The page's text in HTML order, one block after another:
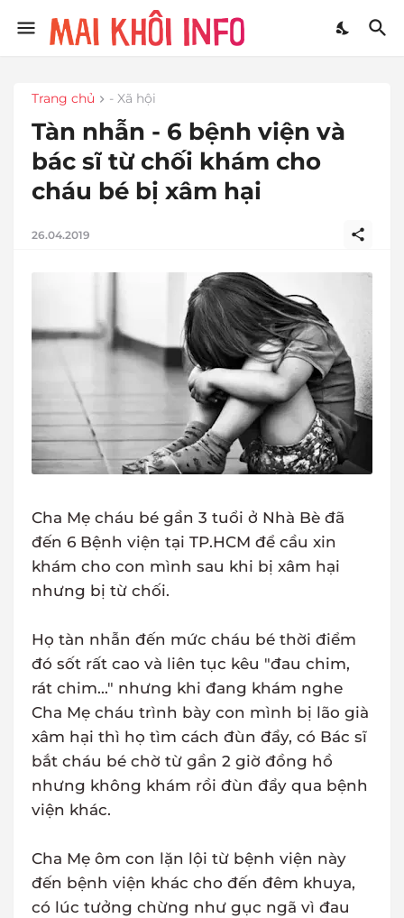
Trang chủ - Xã hội
Tàn nhẫn - 6 bệnh viện và
bác sĩ từ chối khám cho
cháu bé bị xâm hại
26.04.2019
Cha Mẹ cháu bé gần 3 tuổi ở Nhà Bè đã
đến 6 Bệnh viện tại TP.HCM để cầu xin
khám cho con mình sau khi bị xâm hại
nhưng bị từ chối.
Họ tàn nhẫn đến mức cháu bé thời điểm
đó sốt rất cao và liên tục kêu "đau chim,
rát chim..." nhưng khi đang khám nghe
Cha Mẹ cháu trình bày con mình bị lão già
xâm hại thì họ tìm cách đùn đẩy, có Bác sĩ
bắt cháu bé chờ từ gần 2 giờ đồng hồ
nhưng không khám rồi đùn đẩy qua bệnh
viện khác.
Cha Mẹ ôm con lặn lội từ bệnh viện này
đến bệnh viện khác cho đến đêm khuya,
có lúc tưởng chừng như gục ngã vì đau